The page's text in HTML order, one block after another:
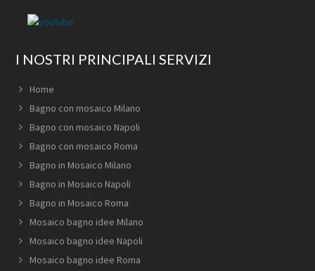
I NOSTRI PRINCIPALI SERVIZI
Home
Bagno con mosaico Milano
Bagno con mosaico Napoli
Bagno con mosaico Roma
Bagno in Mosaico Milano
Bagno in Mosaico Napoli
Bagno in Mosaico Roma
Mosaico bagno idee Milano
Mosaico bagno idee Napoli
Mosaico bagno idee Roma